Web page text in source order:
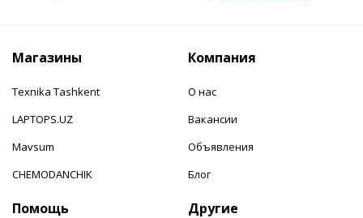
Магазины
Texnika Tashkent
LAPTOPS.UZ
Mavsum
CHEMODANCHIK
Компания
О нас
Вакансии
Объявления
Блог
Помощь Другие